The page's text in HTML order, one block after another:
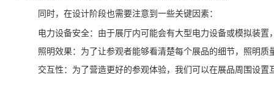
同时，在设计阶段也需要注意到一些关键因素：
电力设备安全：由于展厅内可能会有大型电力设备或模拟装
照明效果：为了让参观者能够看清楚每个展品的细节，照明
交互性：为了营造更好的参观体验，我们可以在展品周围设